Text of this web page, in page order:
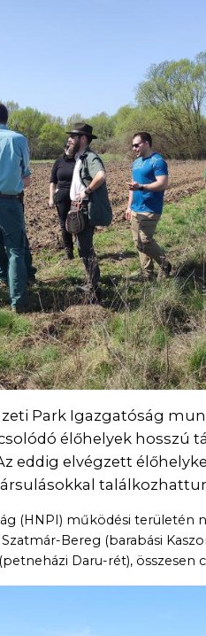
Park Igazgatóság
élőhelyek hosszú
eddig elvégzett
(HNPI) működési területén
Bereg (barabási
Daru-rét), összesen